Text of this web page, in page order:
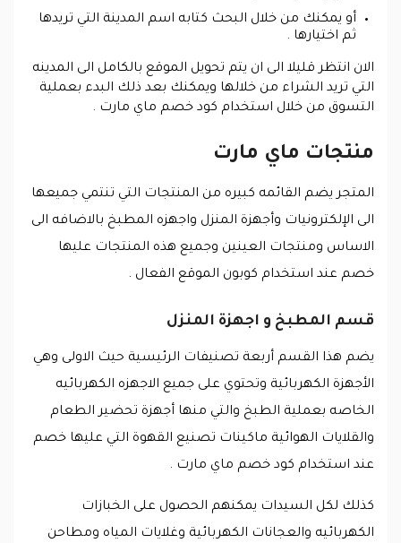
أو يمكنك من خلال البحث كتابه اسم المدينة التي تريدها
ثم اختيارها .
الان انتظر قليلا الى ان يتم تحويل الموقع بالكامل الى المدينه
التي تريد الشراء من خلالها ويمكنك بعد ذلك البدء بعملية
التسوق من خلال استخدام كود خصم ماي مارت .
منتجات ماي مارت
المتجر يضم القائمه كبيره من المنتجات التي تنتمي جميعها
الى الإلكترونيات وأجهزة المنزل واجهزه المطبخ بالاضافه الى
الاساس ومنتجات العينين وجميع هذه المنتجات عليها
خصم عند استخدام كوبون الموقع الفعال .
قسم المطبخ و اجهزة المنزل
يضم هذا القسم أربعة تصنيفات الرئيسية حيث الاولى وهي
الأجهزة الكهربائية وتحتوي على جميع الاجهزه الكهربائيه
الخاصه بعملية الطبخ والتي منها أجهزة تحضير الطعام
والقلايات الهوائية ماكينات تصنيع القهوة التي عليها خصم
عند استخدام كود خصم ماي مارت .
كذلك لكل السيدات يمكنهم الحصول على الخبازات
الكهربائيه والعجانات الكهربائية وغلايات المياه ومطاحن